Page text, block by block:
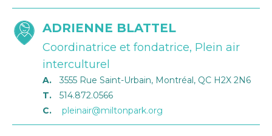
ADRIENNE BLATTEL
Coordinatrice et fondatrice, Plein air
interculturel
A.
3555 Rue Saint-Urbain, Montréal, QC H2X 2N6
T.
514.872.0566
C.
pleinair@miltonpark.org